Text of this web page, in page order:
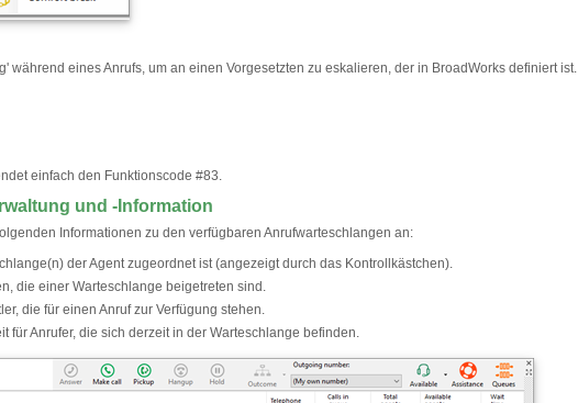
während eines Anrufs, um an einen Vorgesetzten zu eskalieren, der in BroadWorks definiert ist.
einfach den Funktionscode #83.
und -Information
Informationen zu den verfügbaren Anrufwarteschlangen an:
der Agent zugeordnet ist (angezeigt durch das Kontrollkästchen).
die einer Warteschlange beigetreten sind.
die für einen Anruf zur Verfügung stehen.
für Anrufer, die sich derzeit in der Warteschlange befinden.